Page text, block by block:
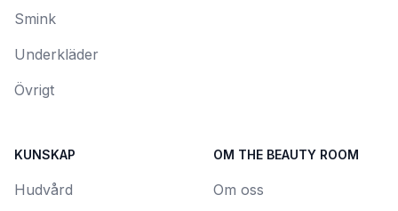
Smink
Underkläder
Övrigt
KUNSKAP
Hudvård
OM THE BEAUTY ROOM
Om oss